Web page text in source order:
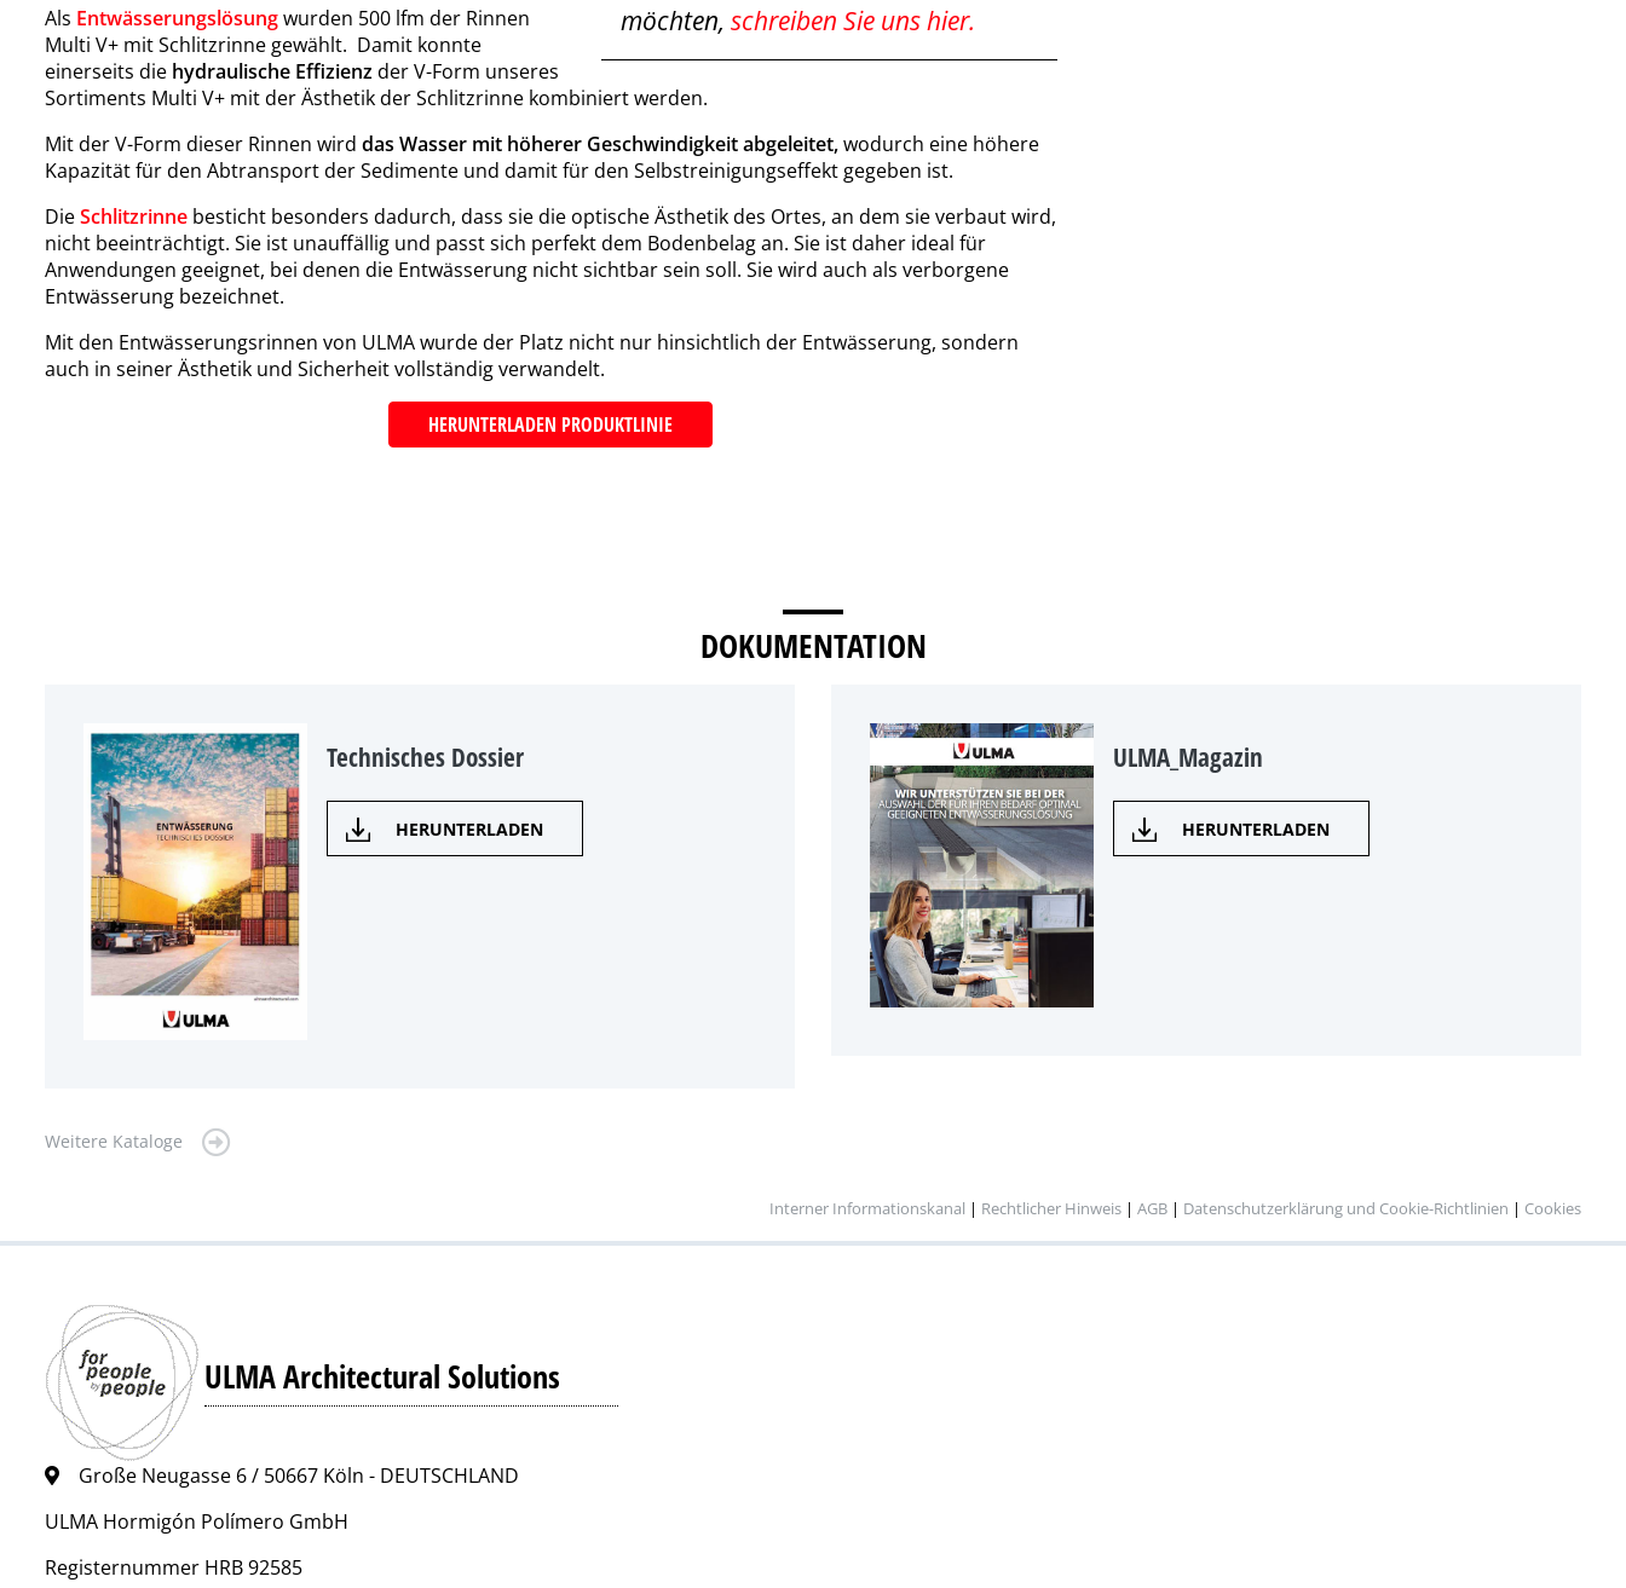
möchten,schreiben Sie uns hier.
Als Entwässerungslösungwurden 500 lfm der Rinnen
Multi V+ mit Schlitzrinne gewählt. Damit konnte
einerseits die hydraulische Effizienzder V-Form unseres
Sortiments Multi V+ mit der Ästhetik der Schlitzrinne kombiniert werden.
Mit der V-Form dieser Rinnen wird das Wasser mit höherer Geschwindigkeit abgeleitet,wodurch eine höhere
Kapazität für den Abtransport der Sedimente und damit für den Selbstreinigungseffekt gegeben ist.
DieSchlitzrinne besticht besonders dadurch, dass sie die optische Ästhetik des Ortes, an dem sie verbaut wird,
nicht beeinträchtigt. Sie ist unauffällig und passt sich perfekt dem Bodenbelag an. Sie ist daher ideal für
Anwendungen geeignet, bei denen die Entwässerung nicht sichtbar sein soll. Sie wird auch als verborgene
Entwässerung bezeichnet.
Mit den Entwässerungsrinnen von ULMA wurde der Platz nicht nur hinsichtlich der Entwässerung, sondern
auch in seiner Ästhetik und Sicherheit vollständig verwandelt.
HERUNTERLADEN PRODUKTLINIE
DOKUMENTATION
Technisches Dossier
HERUNTERLADEN
ULMA_Magazin
HERUNTERLADEN
Weitere Kataloge
Interner Informationskanal | Rechtlicher Hinweis | AGB | Datenschutzerklärung und Cookie-Richtlinien | Cookies
ULMA Architectural Solutions
Große Neugasse 6 / 50667 Köln - DEUTSCHLAND
ULMA Hormigón Polímero GmbH
Registernummer HRB 92585